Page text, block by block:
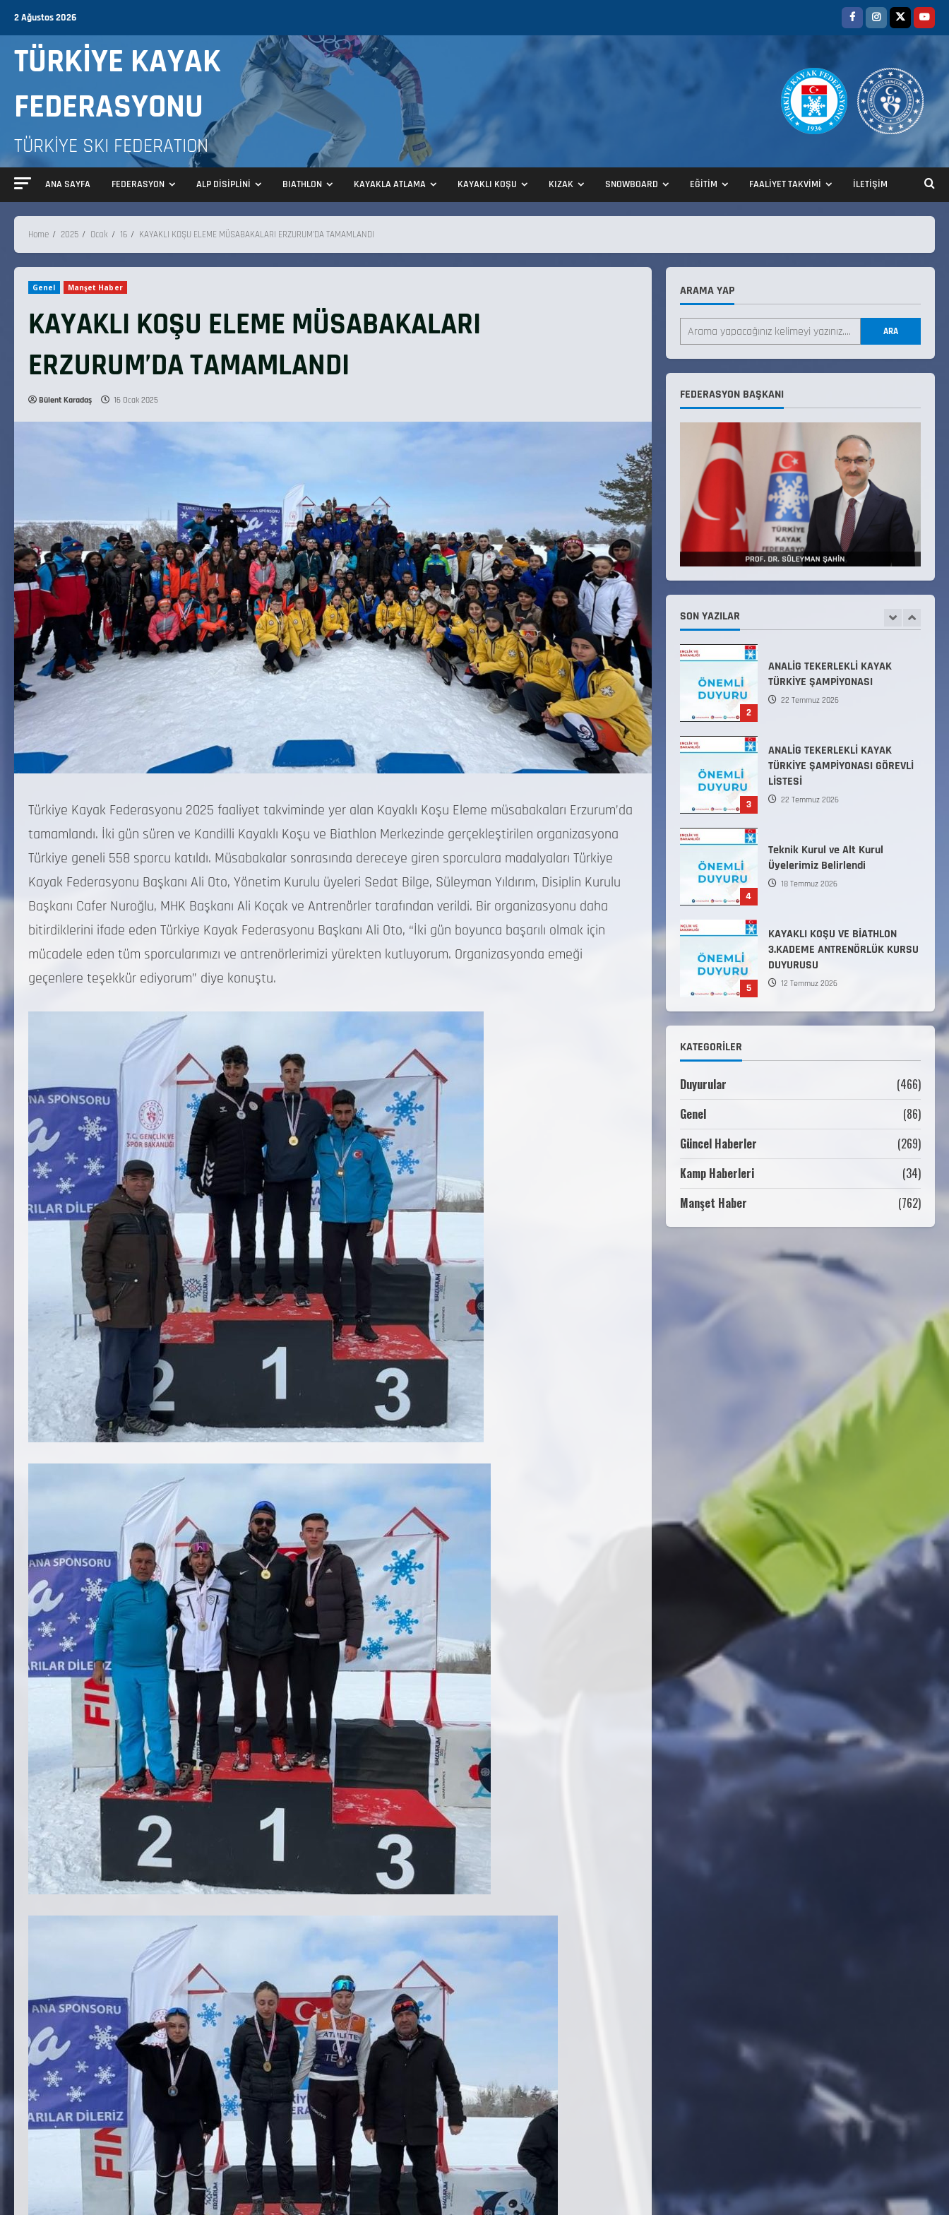
2 Ağustos 2026
TÜRKİYE KAYAK
FEDERASYONU
TÜRKİYE SKI FEDERATION
ANA SAYFA FEDERASYON ALP DİSİPLİNİ BIATHLON KAYAKLA ATLAMA KAYAKLI KOŞU KIZAK SNOWBOARD EĞİTİM FAALİYET TAKVİMİ İLETİŞİM
Home 2025 Ocak 16 KAYAKLI KOŞU ELEME MÜSABAKALARI ERZURUM’DA TAMAMLANDI
Genel Manşet Haber
KAYAKLI KOŞU ELEME MÜSABAKALARI
ERZURUM’DA TAMAMLANDI
Bülent Karadaş 16 Ocak 2025
Türkiye Kayak Federasyonu 2025 faaliyet takviminde yer alan Kayaklı Koşu Eleme müsabakaları Erzurum’da
tamamlandı. İki gün süren ve Kandilli Kayaklı Koşu ve Biathlon Merkezinde gerçekleştirilen organizasyona
Türkiye geneli 558 sporcu katıldı. Müsabakalar sonrasında dereceye giren sporculara madalyaları Türkiye
Kayak Federasyonu Başkanı Ali Oto, Yönetim Kurulu üyeleri Sedat Bilge, Süleyman Yıldırım, Disiplin Kurulu
Başkanı Cafer Nuroğlu, MHK Başkanı Ali Koçak ve Antrenörler tarafından verildi. Bir organizasyonu daha
bitirdiklerini ifade eden Türkiye Kayak Federasyonu Başkanı Ali Oto, “İki gün boyunca başarılı olmak için
mücadele eden tüm sporcularımızı ve antrenörlerimizi yürekten kutluyorum. Organizasyonda emeği
geçenlere teşekkür ediyorum” diye konuştu.
ARAMA YAP
ARA
FEDERASYON BAŞKANI
SON YAZILAR
ANALİG TEKERLEKLİ KAYAK
TÜRKİYE ŞAMPİYONASI
3
ANALİG TEKERLEKLİ KAYAK
TÜRKİYE ŞAMPİYONASI GÖREVLİ
4
Üyelerimiz Belirlendi
18 Temmuz 2026
3.KADEME ANTRENÖRLÜK KURSU
DUYURUSU
1
Millî Savunma Bakanlığı Kara,
Deniz ve Hava Kuvvetleri
Komutanlıklarına 2026 Yılı
(2026-2 Dönem) Sporcu Branşı
Sözleşmeli Er Temini Başvuruları
Başlamıştır.
31 Temmuz 2026
3
ANALİG TEKERLEKLİ KAYAK
TÜRKİYE ŞAMPİYONASI GÖREVLİ
LİSTESİ
4
Teknik Kurul ve Alt Kurul
Üyelerimiz Belirlendi
5
KAYAKLI KOŞU VE BİATHLON
3.KADEME ANTRENÖRLÜK KURSU
DUYURUSU
1
Millî Savunma Bakanlığı Kara,
Deniz ve Hava Kuvvetleri
Komutanlıklarına 2026 Yılı
Sözleşmeli Er Temini Başvuruları
31 Temmuz 2026
3
TÜRKİYE ŞAMPİYONASI GÖREVLİ
18 Temmuz 2026
KATEGORILER
Duyurular
(466)
Genel
(86)
Güncel Haberler
(269)
Kamp Haberleri
(34)
Manşet Haber
(762)